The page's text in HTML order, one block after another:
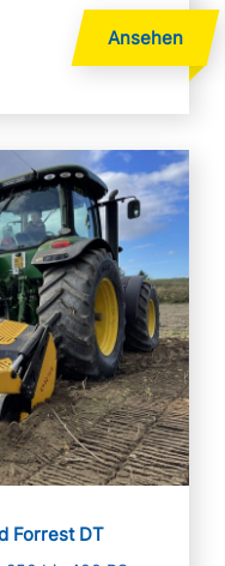
Forrest DT